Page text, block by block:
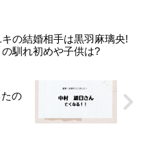
の結婚相手は黒羽麻璃央!
の馴れ初めや子供は?
の